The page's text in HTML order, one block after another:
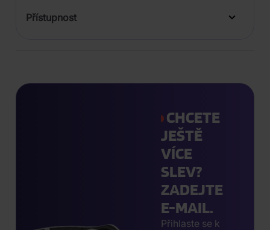
Přístupnost
CHCETE
JEŠTĚ
VÍCE
SLEV?
ZADEJTE
E-MAIL.
Přihlaste se k